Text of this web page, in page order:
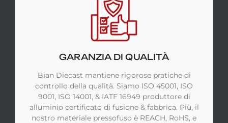
GARANZIA DI QUALITÀ
Bian Diecast mantiene rigorose pratiche di
controllo della qualità. Siamo ISO 45001, ISO
9001, ISO 14001, & IATF 16949 produttore di
alluminio certificato di fusione & fabbrica. Più, il
nostro materiale pressofuso è REACH, RoHS, e